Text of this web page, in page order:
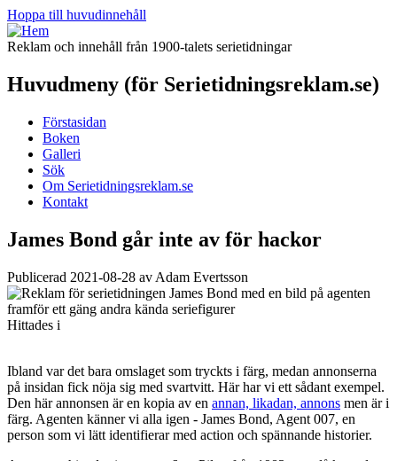
Hoppa till huvudinnehåll
Reklam och innehåll från 1900-talets serietidningar
Huvudmeny (för Serietidningsreklam.se)
Förstasidan
Boken
Galleri
Sök
Om Serietidningsreklam.se
Kontakt
James Bond går inte av för hackor
Publicerad 2021-08-28 av Adam Evertsson
Hittades i
Ibland var det bara omslaget som tryckts i färg, medan annonserna
på insidan fick nöja sig med svartvitt. Här har vi ett sådant exempel.
Den här annonsen är en kopia av en annan, likadan, annons men är i
färg. Agenten känner vi alla igen - James Bond, Agent 007, en
person som vi lätt identifierar med action och spännande historier.